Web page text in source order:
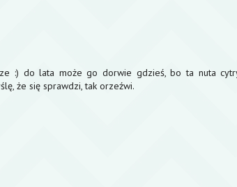
:) do lata może go dorwie gdzieś, bo ta nuta
że się sprawdzi, tak orzeźwi.